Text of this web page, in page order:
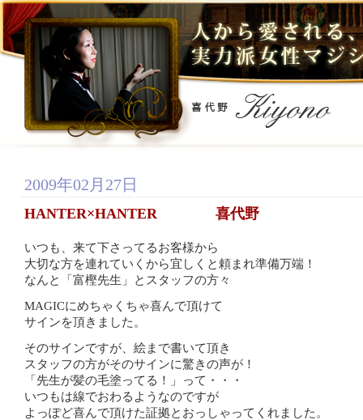
2009年02月27日
HANTER×HANTER 喜代野
いつも、来て下さってるお客様から
大切な方を連れていくから宜しくと頼まれ準備万端！
なんと「富樫先生」とスタッフの方々
MAGICにめちゃくちゃ喜んで頂けて
サインを頂きました。
そのサインですが、絵まで書いて頂き
スタッフの方がそのサインに驚きの声が！
「先生が髪の毛塗ってる！」って・・・
いつもは線でおわるようなのですが
よっぽど喜んで頂けた証拠とおっしゃってくれました。